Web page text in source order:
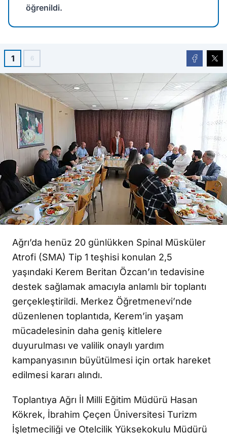
öğrenildi.
1 6
Ağrı’da henüz 20 günlükken Spinal Müsküler
Atrofi (SMA) Tip 1 teşhisi konulan 2,5
yaşındaki Kerem Beritan Özcan’ın tedavisine
destek sağlamak amacıyla anlamlı bir toplantı
gerçekleştirildi. Merkez Öğretmenevi’nde
düzenlenen toplantıda, Kerem’in yaşam
mücadelesinin daha geniş kitlelere
duyurulması ve valilik onaylı yardım
kampanyasının büyütülmesi için ortak hareket
edilmesi kararı alındı.
Toplantıya Ağrı İl Milli Eğitim Müdürü Hasan
Kökrek, İbrahim Çeçen Üniversitesi Turizm
İşletmeciliği ve Otelcilik Yüksekokulu Müdürü